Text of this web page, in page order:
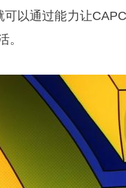
可以通过能力让
。